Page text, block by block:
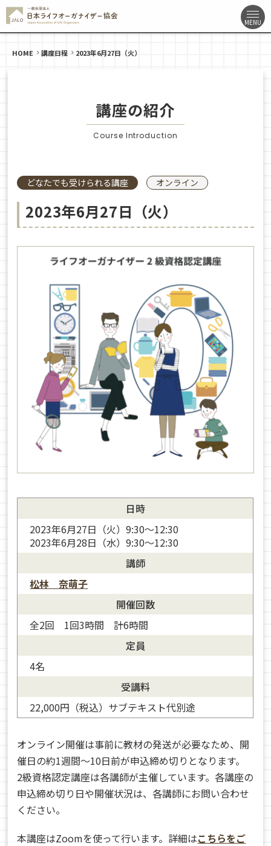
HOME 講座日程 2023年6月27日（火）
講座の紹介
Course Introduction
どなたでも受けられる講座 オンライン
2023年6月27日（火）
日時
2023年6月27日（火）9:30〜12:30
2023年6月28日（水）9:30〜12:30
講師
松林 奈萌子
開催回数
全2回 1回3時間 計6時間
定員
4名
受講料
22,000円（税込）サブテキスト代別途
オンライン開催は事前に教材の発送が必要なため、開
催日の約1週間～10日前が申込締め切りとなります。
2級資格認定講座は各講師が主催しています。各講座の
申込締め切り日や開催状況は、各講師にお問い合わせ
ください。
本講座はZoomを使って行います。詳細はこちらをご